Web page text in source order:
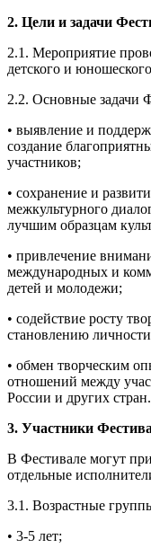
2. Цели и задачи
2.1. Мероприятие
детского и
2.2. Основные задачи
• выявление и
создание
участников;
• сохранение и
межкультурного
лучшим образцам
• привлечение
международных и
детей и молодежи;
• содействие росту
становлению
• обмен творческим
отношений между
России и других стран.
3. Участники
В Фестивале могут
отдельные
3.1. Возрастные
• 3-5 лет;